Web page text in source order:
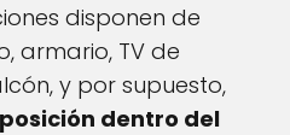
disponen de
armario, TV de
y por supuesto,
dentro del